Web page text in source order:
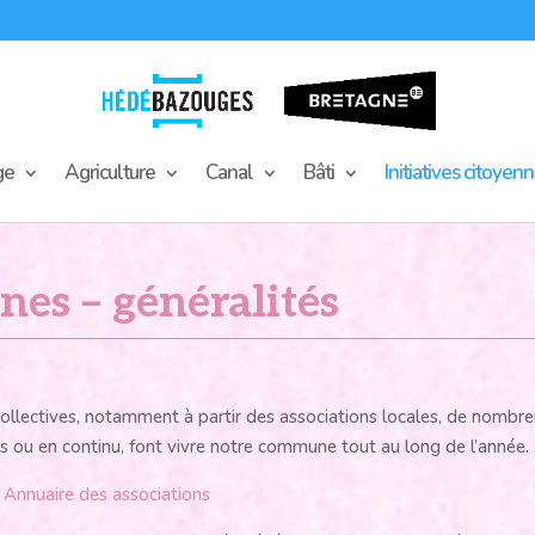
Agriculture Canal Bâti Initiatives
– généralités
notamment à partir des associations locales, de
en continu, font vivre notre commune tout au long de l’année.
Annuaire des associations